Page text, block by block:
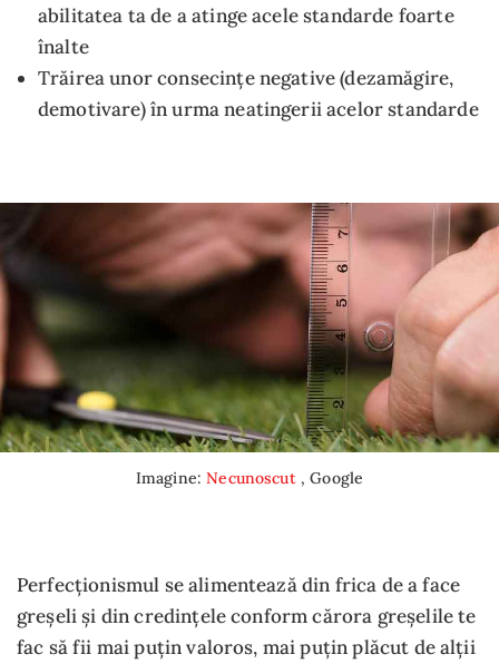
abilitatea ta de a atinge acele standarde foarte
înalte
Trăirea unor consecințe negative (dezamăgire,
demotivare) în urma neatingerii acelor standarde
Imagine:Necunoscut , Google
Perfecționismul se alimentează din frica de a face
greșeli și din credințele conform cărora greșelile te
fac să fii mai puțin valoros, mai puțin plăcut de alții